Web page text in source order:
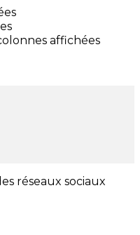
affichées
réseaux sociaux